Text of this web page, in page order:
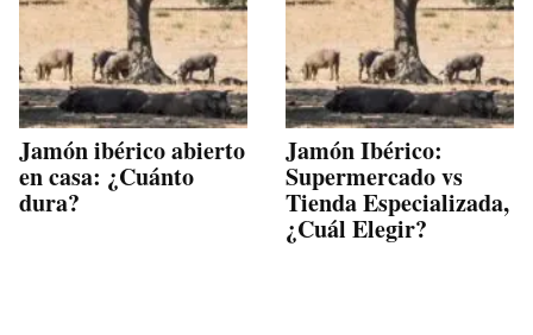
Jamón ibérico abierto
en casa: ¿Cuánto
dura?
Jamón Ibérico:
Supermercado vs
Tienda Especializada,
¿Cuál Elegir?